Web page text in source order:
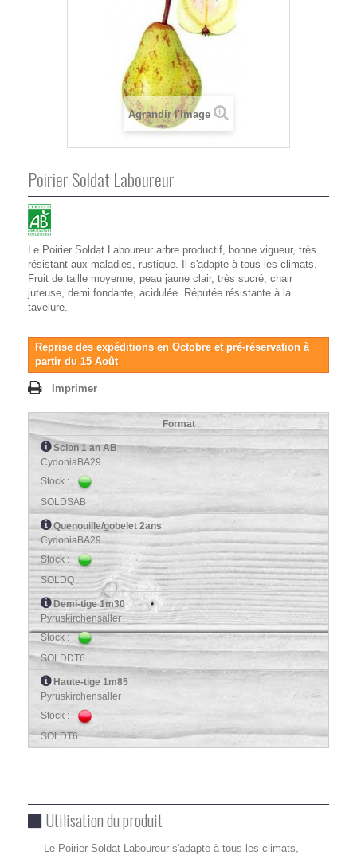
Agrandir l'image
Poirier Soldat Laboureur
Le Poirier Soldat Laboureur arbre productif, bonne vigueur, très
résistant aux maladies, rustique. Il s'adapte à tous les climats.
Fruit de taille moyenne, peau jaune clair, très sucré, chair
juteuse, demi fondante, acidulée. Réputée résistante à la
tavelure.
Reprise des expéditions en Octobre et pré-réservation à
partir du 15 Août
Imprimer
Format
Scion 1 an AB
CydoniaBA29
Stock :
SOLDSAB
Quenouille/gobelet 2ans
CydoniaBA29
Stock :
SOLDQ
Demi-tige 1m30
Pyruskirchensaller
Stock :
SOLDDT6
Haute-tige 1m85
Pyruskirchensaller
Stock :
SOLDT6
Utilisation du produit
Le Poirier Soldat Laboureur s'adapte à tous les climats,